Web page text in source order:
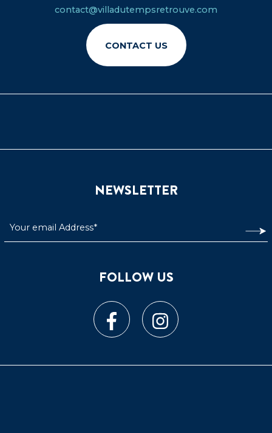
contact@villadutempsretrouve.com
CONTACT US
NEWSLETTER
FOLLOW US